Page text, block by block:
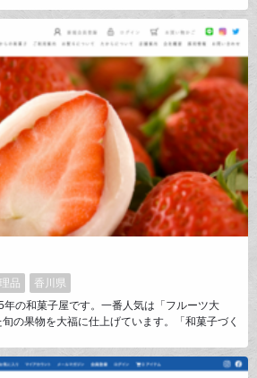
品
香川県
の和菓子屋です。一番人気は「フルーツ大
の果物を大福に仕上げています。「和菓子づく
伝統の味わいはもちろん、現代の多彩な食文化
日々重ねています。「たから」だからつくり出せ